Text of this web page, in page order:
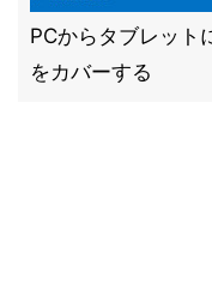
PCからタブレット
をカバーする